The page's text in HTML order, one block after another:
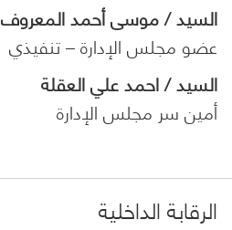
السيد / موسى أحمد المعروف
عضو مجلس الإدارة – تنفيذي
السيد / احمد علي العقلة
أمين سر مجلس الإدارة
الرقابة الداخلية